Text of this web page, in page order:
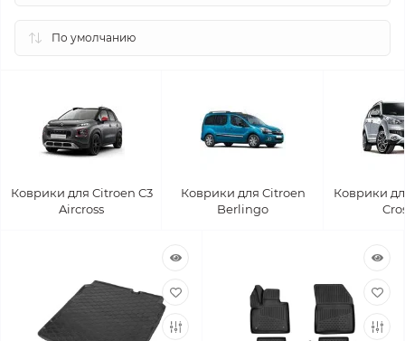
Коврики для Citroen C3
Aircross
Коврики для Citroen
Berlingo
Коврики